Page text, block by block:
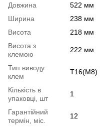
Довжина
522 мм
Ширина
238 мм
Висота
218 мм
Висота з
клемою
222 мм
Тип виводу
клем
T16(M8)
Кількість в
упаковці, шт
1
Гарантійний
термін, міс.
12